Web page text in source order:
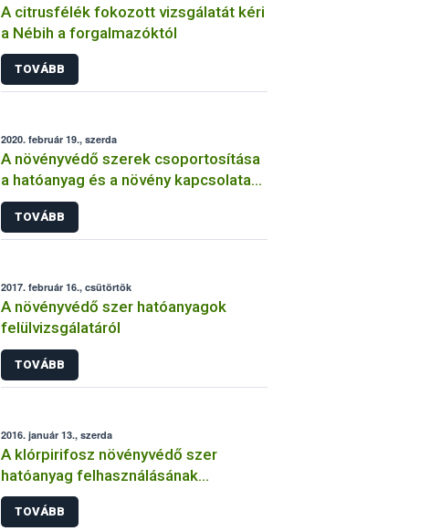
A citrusfélék fokozott vizsgálatát kéri
a Nébih a forgalmazóktól
TOVÁBB
2020. február 19., szerda
A növényvédő szerek csoportosítása
a hatóanyag és a növény kapcsolata
szerint
TOVÁBB
2017. február 16., csütörtök
A növényvédő szer hatóanyagok
felülvizsgálatáról
TOVÁBB
2016. január 13., szerda
A klórpirifosz növényvédő szer
hatóanyag felhasználásának
korlátozása
TOVÁBB